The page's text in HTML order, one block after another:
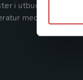
i utbudet,
med längs hela